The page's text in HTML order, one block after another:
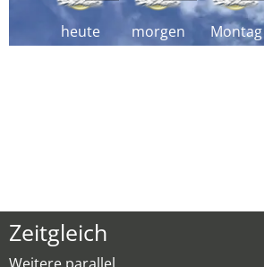
heute morgen Montag
Zeitgleich